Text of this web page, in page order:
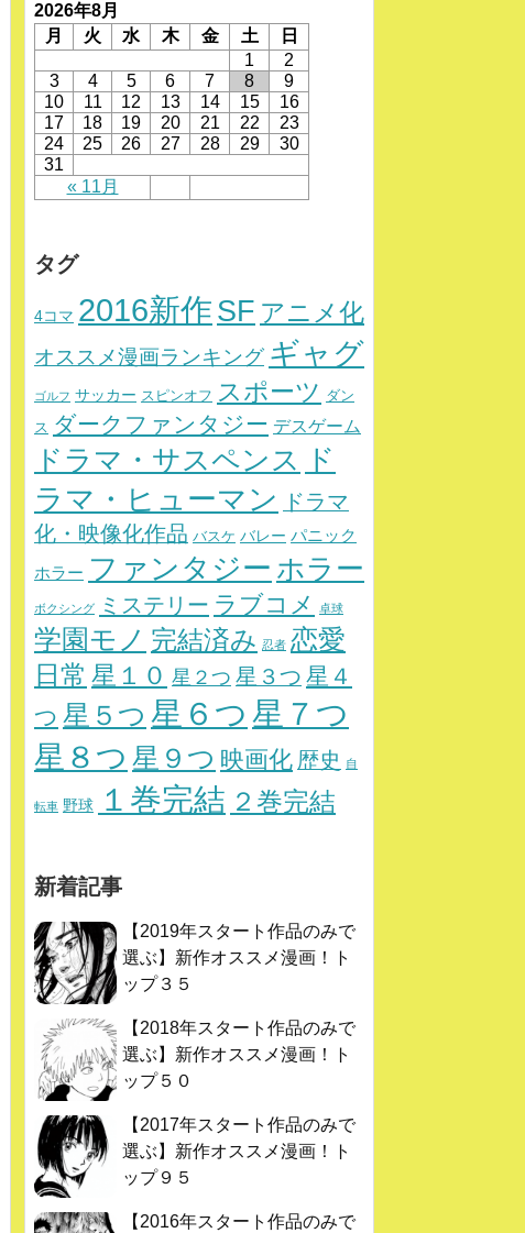
2026年8月
月
火 水 木 金 土 日
« 11月
1
2
3
4 5 6 7 8
9
10
11 12 13 14 15
16
17
18 19 20 21 22
23
24
25 26 27 28 29
30
31
タグ
4コマ 2016新作SF アニメ化
オススメ漫画ランキング ギャグ
ゴルフ サッカー スピンオフ スポーツ ダン
ス ダークファンタジー デスゲーム
ドラマ・サスペンス ド
ラマ・ヒューマン
ドラマ
化・映像化作品 バスケ バレー パニック
ホラー ファンタジー ホラー
ボクシング ミステリー ラブコメ 卓球
学園モノ 完結済み 忍者 恋愛
日常 星１０ 星２つ 星３つ 星４
つ 星５つ 星６つ 星７つ
星８つ 星９つ 映画化 歴史 自
転車 野球 １巻完結 ２巻完結
新着記事
【2019年スタート作品のみで
選ぶ】新作オススメ漫画！ト
ップ３５
【2018年スタート作品のみで
選ぶ】新作オススメ漫画！ト
ップ５０
【2017年スタート作品のみで
選ぶ】新作オススメ漫画！ト
ップ９５
【2016年スタート作品のみで